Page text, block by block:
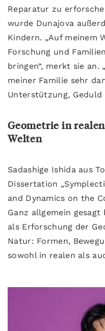
Reparatur zu
wurde Dunajova
Kindern. „Auf meinem
Forschung und
bringen“, merkt sie an.
meiner Familie sehr
Unterstützung, Geduld
Geometrie in
Welten
Sadashige Ishida aus
Dissertation
and Dynamics on the
Ganz allgemein
als Erforschung der
Natur: Formen,
sowohl in realen als